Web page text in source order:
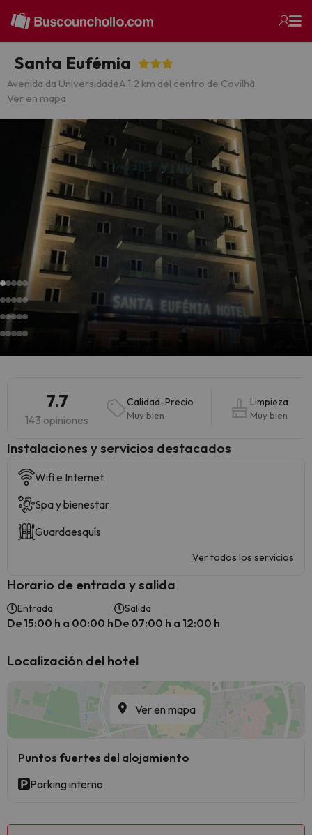
Santa Eufémia
Avenida da UniversidadeA 1.2 km del centro de Covilhã
Ver en mapa
7.7
143 opiniones
Calidad-Precio
Muy bien
Limpieza
Muy bien
Instalaciones y servicios destacados
Wifi e Internet
Spa y bienestar
Guardaesquís
Ver todos los servicios
Horario de entrada y salida
Entrada
De 15:00 h a 00:00 h
Salida
De 07:00 h a 12:00 h
Localización del hotel
Ver en mapa
Puntos fuertes del alojamiento
Parking interno